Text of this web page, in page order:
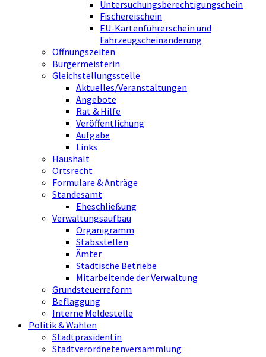
Untersuchungsberechtigungschein
Fischereischein
EU-Kartenführerschein und
Fahrzeugscheinänderung
Öffnungszeiten
Bürgermeisterin
Gleichstellungsstelle
Aktuelles/Veranstaltungen
Angebote
Rat & Hilfe
Veröffentlichung
Aufgabe
Links
Haushalt
Ortsrecht
Formulare & Anträge
Standesamt
Eheschließung
Verwaltungsaufbau
Organigramm
Stabsstellen
Ämter
Städtische Betriebe
Mitarbeitende der Verwaltung
Grundsteuerreform
Beflaggung
Interne Meldestelle
Politik & Wahlen
Stadtpräsidentin
Stadtverordnetenversammlung